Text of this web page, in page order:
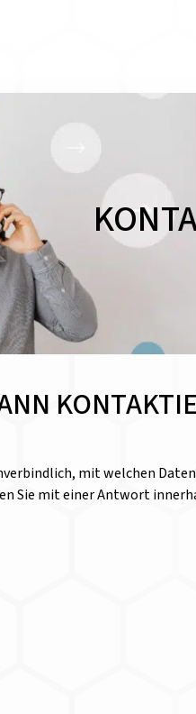
mit welchen
Sie mit einer Antwort